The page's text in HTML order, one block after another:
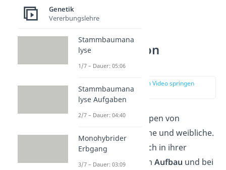
Zwei Arten von
Keimzellen
zur Stelle im Video springen
(00:42)
Es gibtzwei Haupttypen von
Keimzellen: männliche und weibliche.
Sie unterscheiden sich in ihrer
Entstehung, in ihremAufbau und bei
Genetik
Vererbungslehre
Stammbaumana
lyse
1/7 – Dauer: 05:06
Stammbaumana
lyse Aufgaben
2/7 – Dauer: 04:40
Monohybrider
Erbgang
3/7 – Dauer: 03:09